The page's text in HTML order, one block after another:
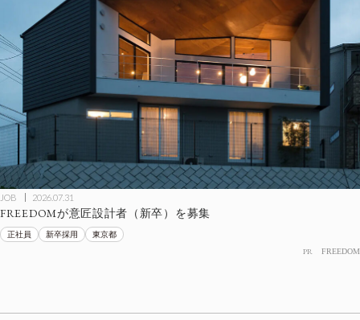
JOB 2026.07.31
FREEDOMが意匠設計者（新卒）を募集
正社員 新卒採用 東京都
PR FREEDOM